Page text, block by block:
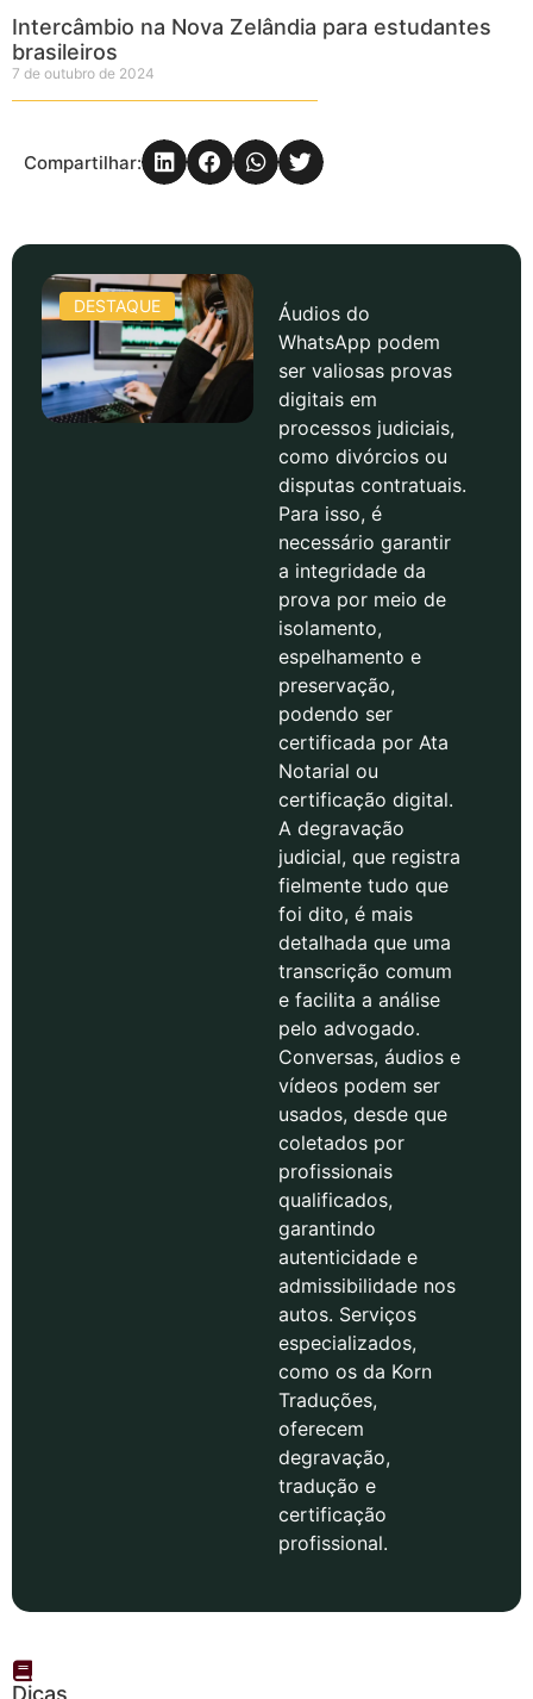
Intercâmbio na Nova Zelândia para estudantes
brasileiros
7 de outubro de 2024
Compartilhar:
DESTAQUE
Áudios do
WhatsApp podem
ser valiosas provas
digitais em
processos judiciais,
como divórcios ou
disputas contratuais.
Para isso, é
necessário garantir
a integridade da
prova por meio de
isolamento,
espelhamento e
preservação,
podendo ser
certificada por Ata
Notarial ou
certificação digital.
A degravação
judicial, que registra
fielmente tudo que
foi dito, é mais
detalhada que uma
transcrição comum
e facilita a análise
pelo advogado.
Conversas, áudios e
vídeos podem ser
usados, desde que
coletados por
profissionais
qualificados,
garantindo
autenticidade e
admissibilidade nos
autos. Serviços
especializados,
como os da Korn
Traduções,
oferecem
degravação,
tradução e
certificação
profissional.
Dicas